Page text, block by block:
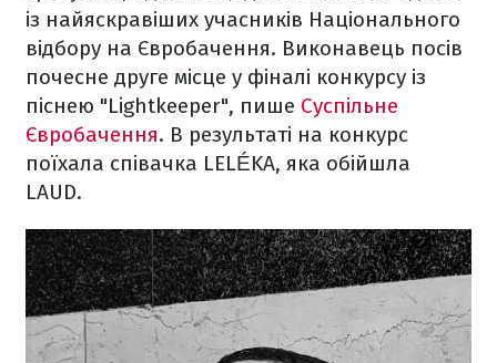
із найяскравіших учасників Національного
відбору на Євробачення. Виконавець посів
почесне друге місце у фіналі конкурсу із
піснею "Lightkeeper", пише Суспільне
Євробачення. В результаті на конкурс
поїхала співачка LELÉKA, яка обійшла
LAUD.